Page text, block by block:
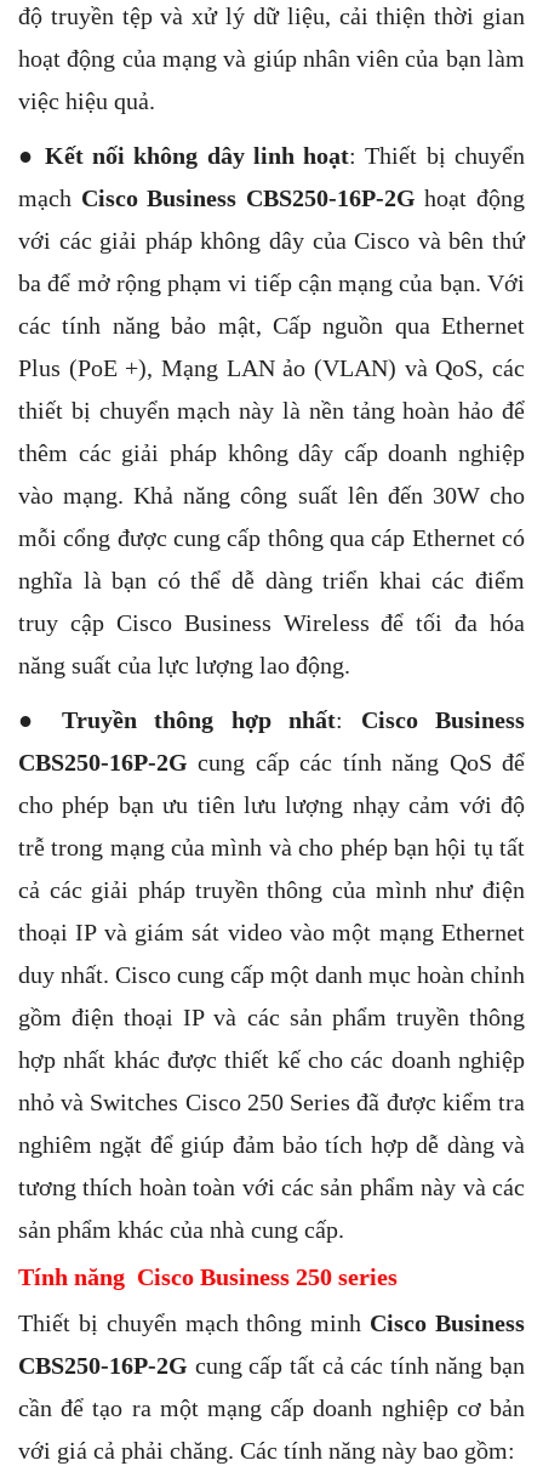
độ truyền tệp và xử lý dữ liệu, cải thiện thời gian
hoạt động của mạng và giúp nhân viên của bạn làm
việc hiệu quả.
● Kết nối không dây linh hoạt: Thiết bị chuyển
mạch Cisco Business CBS250-16P-2G hoạt động
với các giải pháp không dây của Cisco và bên thứ
ba để mở rộng phạm vi tiếp cận mạng của bạn. Với
các tính năng bảo mật, Cấp nguồn qua Ethernet
Plus (PoE +), Mạng LAN ảo (VLAN) và QoS, các
thiết bị chuyển mạch này là nền tảng hoàn hảo để
thêm các giải pháp không dây cấp doanh nghiệp
vào mạng. Khả năng công suất lên đến 30W cho
mỗi cổng được cung cấp thông qua cáp Ethernet có
nghĩa là bạn có thể dễ dàng triển khai các điểm
truy cập Cisco Business Wireless để tối đa hóa
năng suất của lực lượng lao động.
● Truyền thông hợp nhất: Cisco Business
CBS250-16P-2G cung cấp các tính năng QoS để
cho phép bạn ưu tiên lưu lượng nhạy cảm với độ
trễ trong mạng của mình và cho phép bạn hội tụ tất
cả các giải pháp truyền thông của mình như điện
thoại IP và giám sát video vào một mạng Ethernet
duy nhất. Cisco cung cấp một danh mục hoàn chỉnh
gồm điện thoại IP và các sản phẩm truyền thông
hợp nhất khác được thiết kế cho các doanh nghiệp
nhỏ và Switches Cisco 250 Series đã được kiểm tra
nghiêm ngặt để giúp đảm bảo tích hợp dễ dàng và
tương thích hoàn toàn với các sản phẩm này và các
sản phẩm khác của nhà cung cấp.
Tính năng Cisco Business 250 series
Thiết bị chuyển mạch thông minh Cisco Business
CBS250-16P-2G cung cấp tất cả các tính năng bạn
cần để tạo ra một mạng cấp doanh nghiệp cơ bản
với giá cả phải chăng. Các tính năng này bao gồm: